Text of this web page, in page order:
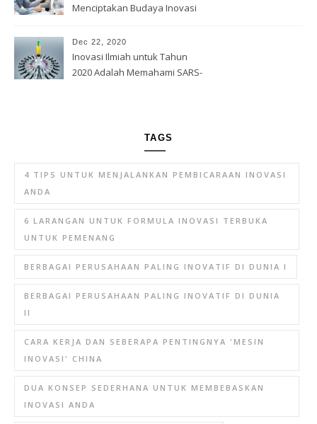
Menciptakan Budaya Inovasi
Dec 22, 2020
Inovasi Ilmiah untuk Tahun
2020 Adalah Memahami SARS-
TAGS
4 TIPS UNTUK MENJALANKAN PEMBICARAAN INOVASI
ANDA
6 LARANGAN UNTUK FORMULA INOVASI TERBUKA
UNTUK PEMENANG
BERBAGAI PERUSAHAAN PALING INOVATIF DI DUNIA I
BERBAGAI PERUSAHAAN PALING INOVATIF DI DUNIA
II
CARA KERJA DAN SEBERAPA PENTINGNYA 'MESIN
INOVASI' CHINA
DUA KONSEP SEDERHANA UNTUK MEMBEBASKAN
INOVASI ANDA